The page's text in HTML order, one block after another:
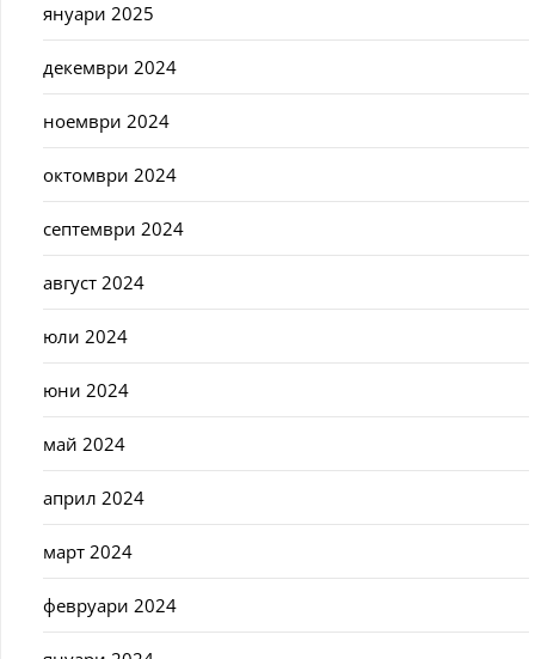
януари 2025
декември 2024
ноември 2024
октомври 2024
септември 2024
август 2024
юли 2024
юни 2024
май 2024
април 2024
март 2024
февруари 2024